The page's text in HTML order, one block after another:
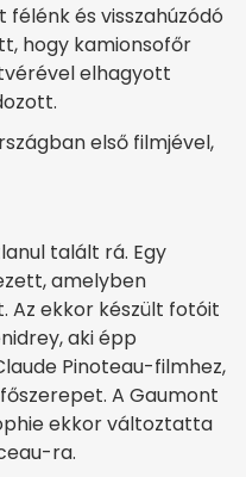
és visszahúzódó
hogy kamionsofőr
elhagyott
első filmjével,
talált rá. Egy
amelyben
Az ekkor készült fotóit
aki épp
Pinoteau-filmhez,
A Gaumont
ekkor változtatta
ra.